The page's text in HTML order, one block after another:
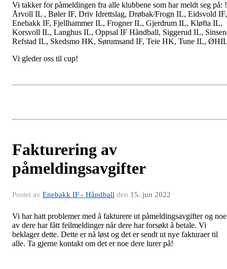
Vi takker for påmeldingen fra alle klubbene som har meldt seg på: !
Årvoll IL , Bøler IF, Driv Idrettslag, Drøbak/Frogn IL, Eidsvold IF,
Enebakk IF, Fjellhammer IL, Frogner IL, Gjerdrum IL, Kløfta IL,
Korsvoll IL, Langhus IL, Oppsal IF Håndball, Siggerud IL,
Refstad IL, Skedsmo HK, Sørumsand IF, Teie HK, Tune IL,
Vi gleder oss til cup!
Fakturering av
påmeldingsavgifter
Postet av Enebakk IF - Håndball den 15. jun 2022
Vi har hatt problemer med å fakturere ut påmeldingsavgifter og noe
av dere har fått feilmeldinger når dere har forsøkt å betale. Vi
beklager dette. Dette er nå løst og det er sendt ut nye fakturaer til
alle. Ta gjerne kontakt om det er noe dere lurer på!